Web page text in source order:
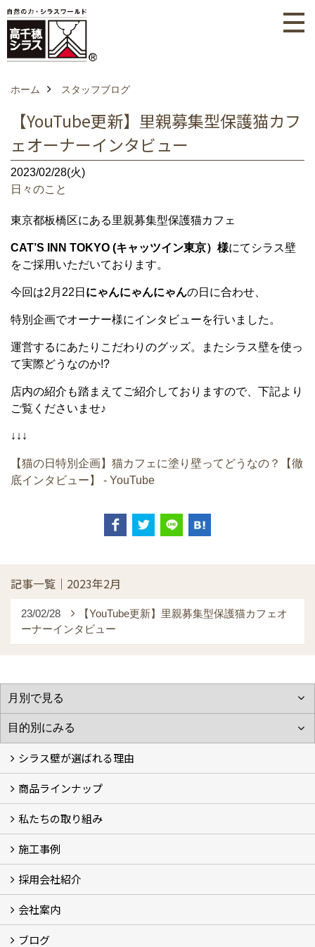
ホーム スタッフブログ
【YouTube更新】里親募集型保護猫カフ
ェオーナーインタビュー
2023/02/28(火)
日々のこと
東京都板橋区にある里親募集型保護猫カフェ
CAT’S INN TOKYO (キャッツイン東京）様にてシラス壁
をご採用いただいております。
今回は2月22日 にゃんにゃんにゃんの日に合わせ、
特別企画でオーナー様にインタビューを行いました。
運営するにあたりこだわりのグッズ。またシラス壁を使っ
て実際どうなのか!?
店内の紹介も踏まえてご紹介しておりますので、下記より
ご覧くださいませ♪
↓↓↓
【猫の日特別企画】猫カフェに塗り壁ってどうなの？【徹
底インタビュー】 - YouTube
記事一覧｜2023年2月
23/02/28
【YouTube更新】里親募集型保護猫カフェオ
ーナーインタビュー
シラス壁が選ばれる理由
シラスストーリー
こだわり
シラス壁の驚くべき性能
商品ラインナップ
一覧
内装仕上げ材
外装仕上げ材
舗装材
水性無機高分子系ハイブリッド型塗料
エコリフォーム
消臭壁紙
Q&A
資料PDF
私たちの取り組み
SDGs、GHGへの取り組み (2)
マグマシラス米
特別対談 (2)
高千穂シラス解説ムービー
研究プロジェクト (4)
プロジェクト (3)
施工事例
施工事例
お客様からのお便り
採用会社紹介
採用会社紹介
「鏝人の会」左官店のご紹介
会社案内
会社概要・沿革
代表の実績
製造紹介
ショールーム
アクセス
採用情報
バナーダウンロード
プライバシーポリシー
Takachiho Shirasu Global Site
LINE公式アカウント
ブログ